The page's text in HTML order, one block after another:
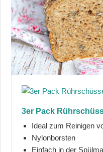
3er Pack
Ideal zum Reinigen
Nylonborsten
Einfach in der